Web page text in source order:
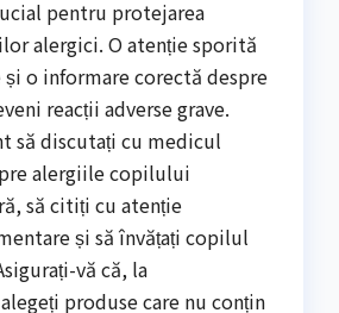
pentru protejarea
alergici. O atenție sporită
o informare corectă despre
reacții adverse grave.
să discutați cu medicul
alergiile copilului
să citiți cu atenție
și să învățați copilul
vă că, la
produse care nu conțin